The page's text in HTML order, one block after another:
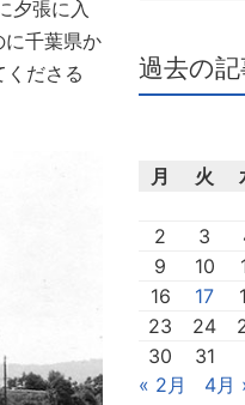
夕張に入
千葉県か
ださる
過去の記
月
火
2
3
9
10
16
17
23
24
30
31
« 2月
4月